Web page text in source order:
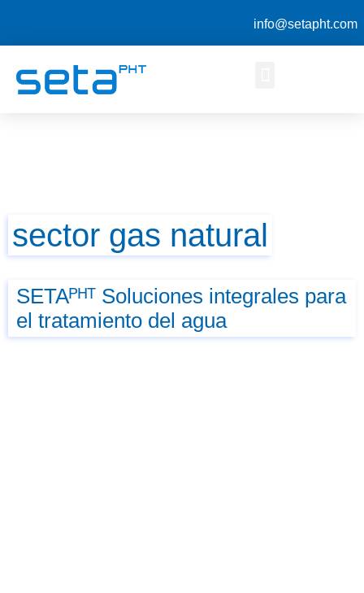
info@setapht.com
sector gas natural
SETAᴾᴴᵀ Soluciones integrales para
el tratamiento del agua